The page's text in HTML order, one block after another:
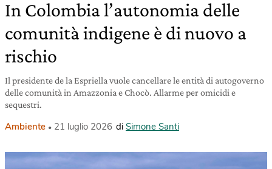
In Colombia l’autonomia delle
comunità indigene è di nuovo a
rischio
Il presidente de la Espriella vuole cancellare le entità di autogoverno
delle comunità in Amazzonia e Chocò. Allarme per omicidi e
sequestri.
Ambiente 21 luglio 2026 di Simone Santi